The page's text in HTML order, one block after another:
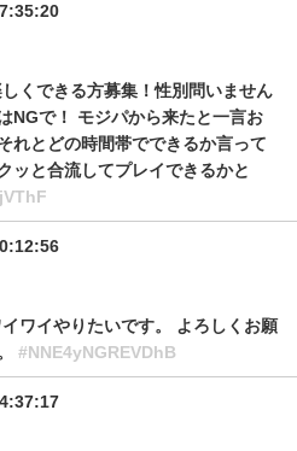
くできる方募集！性別問いません
NGで！ モジパから来たと一言お
れとどの時間帯でできるか言って
ッと合流してプレイできるかと
ワイやりたいです。 よろしくお願
#NNE4yNGREVDhB